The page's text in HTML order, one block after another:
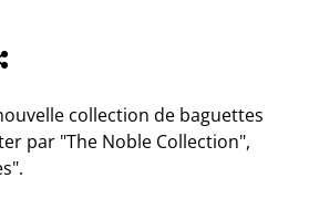
collection de baguettes
par "The Noble Collection",